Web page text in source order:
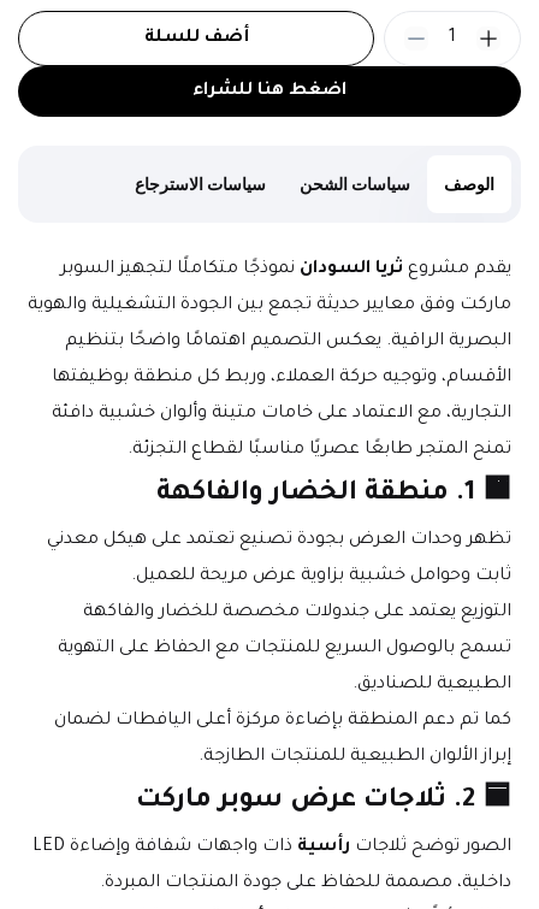
اضغط هنا للشراء
أضف للسلة 1
الوصف سياسات الشحن سياسات الاسترجاع
يقدم مشروع ثريا السودان
نموذجًا متكاملًا لتجهيز السوبر
تمنح المتجر طابعًا عصريًا مناسبًا لقطاع التجزئة.
🟧 1. منطقة الخضار والفاكهة
ثابت وحوامل خشبية بزاوية عرض مريحة للعميل.
الطبيعية للصناديق.
إبراز الألوان الطبيعية للمنتجات الطازجة.
🟦 2. ثلاجات عرض سوبر ماركت
الصور توضح ثلاجات رأسية
داخلية، مصممة للحفاظ على جودة المنتجات المبردة.